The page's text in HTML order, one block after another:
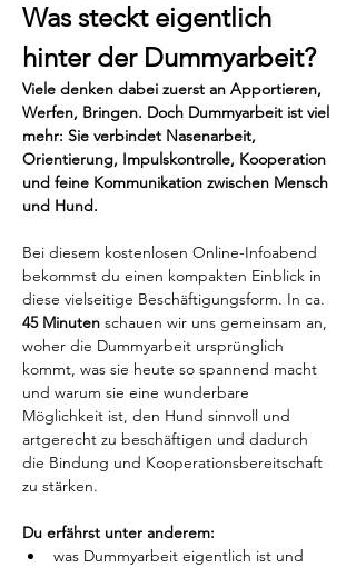
Was steckt eigentlich
hinter der Dummyarbeit?
Viele denken dabei zuerst an Apportieren,
Werfen, Bringen. Doch Dummyarbeit ist viel
mehr: Sie verbindet Nasenarbeit,
Orientierung, Impulskontrolle, Kooperation
und feine Kommunikation zwischen Mensch
und Hund.
Bei diesem kostenlosen Online-Infoabend
bekommst du einen kompakten Einblick in
diese vielseitige Beschäftigungsform. In ca.
45 Minuten schauen wir uns gemeinsam an,
woher die Dummyarbeit ursprünglich
kommt, was sie heute so spannend macht
und warum sie eine wunderbare
Möglichkeit ist, den Hund sinnvoll und
artgerecht zu beschäftigen und dadurch
die Bindung und Kooperationsbereitschaft
zu stärken.
Du erfährst unter anderem:
was Dummyarbeit eigentlich ist und